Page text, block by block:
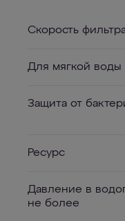
Скорость
Для мягкой воды
Защита от
Ресурс
Давление в
не более